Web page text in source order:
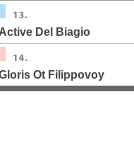
Active Del Biagio
Ot Filippovoy